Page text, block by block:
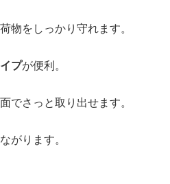
物をしっかり守れます。
プが便利。
でさっと取り出せます。
がります。